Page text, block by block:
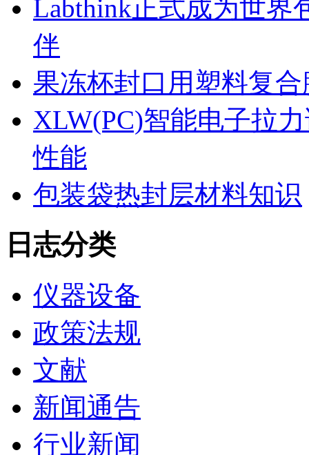
Labthink正式成为世界
伴
果冻杯封口用塑料复
XLW(PC)智能电子拉
性能
包装袋热封层材料知识
日志分类
仪器设备
政策法规
文献
新闻通告
行业新闻